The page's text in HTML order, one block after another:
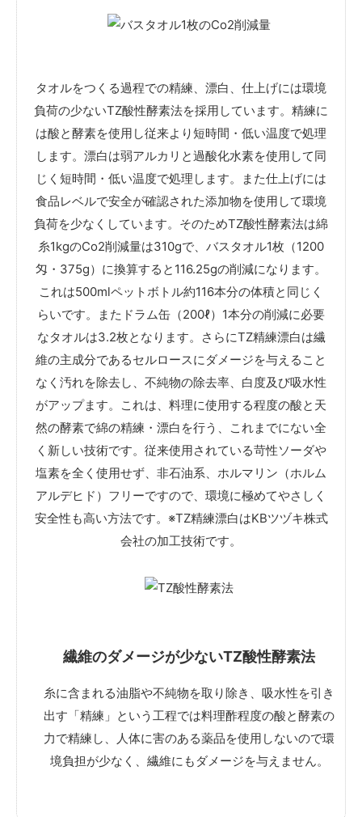
タオルをつくる過程での精練、漂白、仕上げには環境
負荷の少ないTZ酸性酵素法を採用しています。精練に
は酸と酵素を使用し従来より短時間・低い温度で処理
します。漂白は弱アルカリと過酸化水素を使用して同
じく短時間・低い温度で処理します。また仕上げには
食品レベルで安全が確認された添加物を使用して環境
負荷を少なくしています。そのためTZ酸性酵素法は綿
糸1kgのCo2削減量は310gで、バスタオル1枚（1200
匁・375g）に換算すると116.25gの削減になります。
これは500mlペットボトル約116本分の体積と同じく
らいです。またドラム缶（200ℓ）1本分の削減に必要
なタオルは3.2枚となります。さらにTZ精練漂白は繊
維の主成分であるセルロースにダメージを与えること
なく汚れを除去し、不純物の除去率、白度及び吸水性
がアップます。これは、料理に使用する程度の酸と天
然の酵素で綿の精練・漂白を行う、これまでにない全
く新しい技術です。従来使用されている苛性ソーダや
塩素を全く使用せず、非石油系、ホルマリン（ホルム
アルデヒド）フリーですので、環境に極めてやさしく
安全性も高い方法です。※TZ精練漂白はKBツヅキ株式
会社の加工技術です。
繊維のダメージが少ないTZ酸性酵素法
糸に含まれる油脂や不純物を取り除き、吸水性を引き
出す「精練」という工程では料理酢程度の酸と酵素の
力で精練し、人体に害のある薬品を使用しないので環
境負担が少なく、繊維にもダメージを与えません。